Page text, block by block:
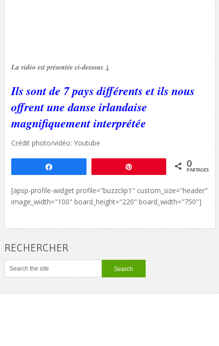
La vidéo est présentée ci-dessous ↓
Ils sont de 7 pays différents et ils nous
offrent une danse irlandaise
magnifiquement interprétée
Crédit photo/vidéo: Youtube
0
PARTAGES
[apsp-profile-widget profile="buzzclip1" custom_size="header"
image_width="100" board_height="220" board_width="750"]
RECHERCHER